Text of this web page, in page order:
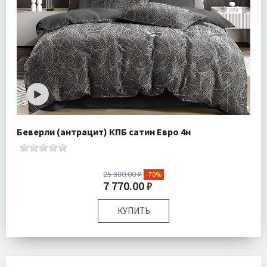
Беверли (антрацит) КПБ сатин Евро 4н
25 880.00 ₽ -70%
7 770.00 ₽
КУПИТЬ
Размер:
Евро